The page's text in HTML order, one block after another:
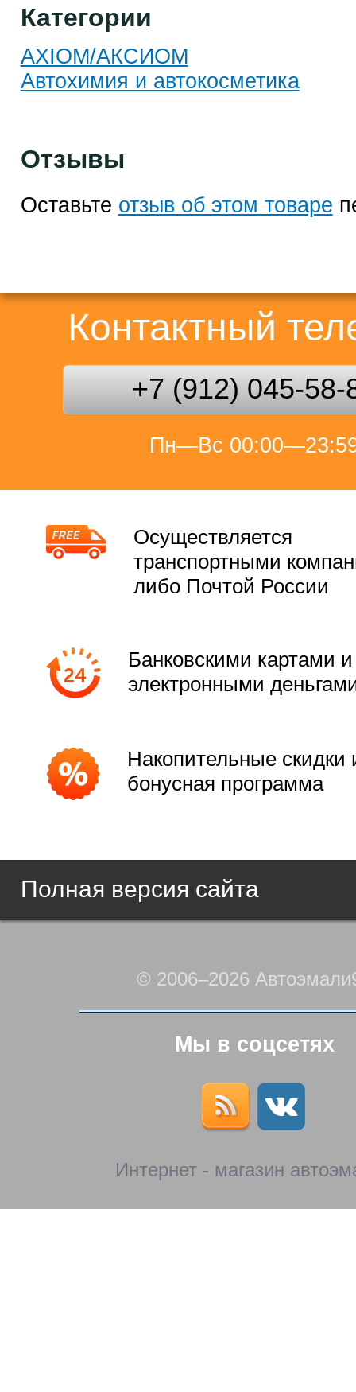
Категории
AXIOM/АКСИОМ
Автохимия и автокосметика
Отзывы
Оставьте отзыв об этом товаре
Контактный
+7 (912) 045-58-
Пн—Вс
Осуществляется
транспортными
либо Почтой России
Банковскими картами и
электронными
Накопительные скидки
бонусная программа
Полная версия сайта
© 2006–2026
Мы в соцсетях
Интернет - магазин